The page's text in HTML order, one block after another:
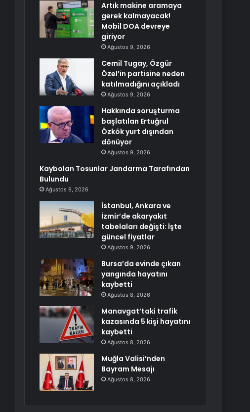
Artık makine aramaya
gerek kalmayacak!
Mobil DOA devreye
giriyor
Ağustos 9, 2026
Cemil Tugay, Özgür
Özel’in partisine neden
katılmadığını açıkladı
Ağustos 9, 2026
Hakkında soruşturma
başlatılan Ertuğrul
Özkök yurt dışından
dönüyor
Ağustos 9, 2026
Kaybolan Tosunlar Jandarma Tarafından
Bulundu
Ağustos 9, 2026
İstanbul, Ankara ve
İzmir’de akaryakıt
tabelaları değişti: İşte
güncel fiyatlar
Ağustos 9, 2026
Bursa’da evinde çıkan
yangında hayatını
kaybetti
Ağustos 8, 2026
Manavgat’taki trafik
kazasında 5 kişi hayatını
kaybetti
Ağustos 8, 2026
Muğla Valisi’nden
Bayram Mesajı
Ağustos 8, 2026